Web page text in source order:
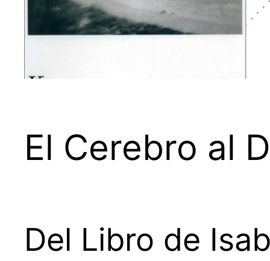
El Cerebro al
Del Libro de